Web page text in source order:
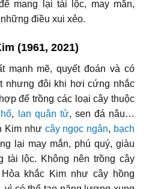
mang lại tài lộc, may mắn,
điều xui xẻo.
(1961, 2021)
mạnh mẽ, quyết đoán và có
nhưng đôi khi hơi cứng nhắc
để trồng các loại cây thuộc
, lan quân tử, sen đá nâu…
Kim như cây ngọc ngân, bạch
lại may mắn, phú quý, giàu
tài lộc. Không nên trồng cây
khắc Kim như cây hồng